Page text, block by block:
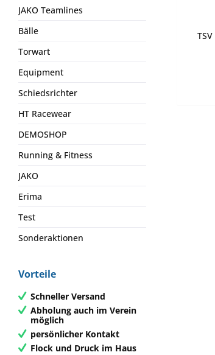
JAKO Teamlines
Bälle
Torwart
Equipment
Schiedsrichter
HT Racewear
DEMOSHOP
Running & Fitness
JAKO
Erima
Test
Sonderaktionen
Vorteile
Schneller Versand
Abholung auch im Verein
möglich
persönlicher Kontakt
Flock und Druck im Haus